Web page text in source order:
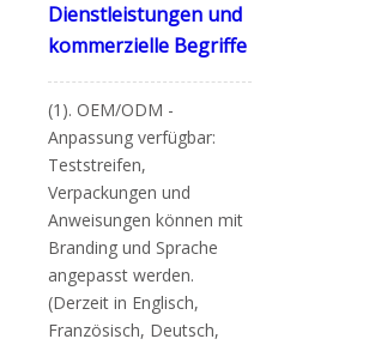
Dienstleistungen und
kommerzielle Begriffe
(1). OEM/ODM -
Anpassung verfügbar:
Teststreifen,
Verpackungen und
Anweisungen können mit
Branding und Sprache
angepasst werden.
(Derzeit in Englisch,
Französisch, Deutsch,